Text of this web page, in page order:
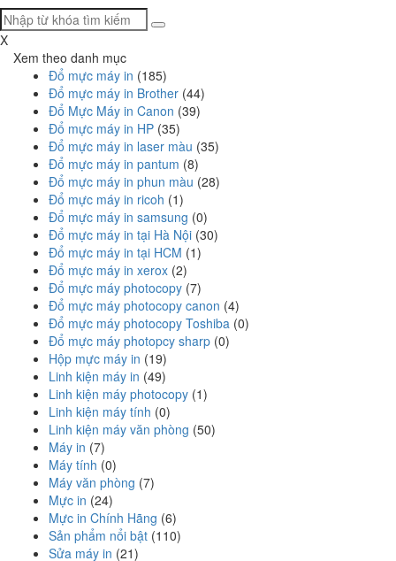
Tìm
kiếm:
X
Xem theo danh mục
Đổ mực máy in (185)
Đổ mực máy in Brother (44)
Đổ Mực Máy in Canon (39)
Đổ mực máy in HP (35)
Đổ mực máy in laser màu (35)
Đổ mực máy in pantum (8)
Đổ mực máy in phun màu (28)
Đổ mực máy in ricoh (1)
Đổ mực máy in samsung (0)
Đổ mực máy in tại Hà Nội (30)
Đổ mực máy in tại HCM (1)
Đổ mực máy in xerox (2)
Đổ mực máy photocopy (7)
Đổ mực máy photocopy canon (4)
Đổ mực máy photocopy Toshiba (0)
Đổ mực máy photopcy sharp (0)
Hộp mực máy in (19)
Linh kiện máy in (49)
Linh kiện máy photocopy (1)
Linh kiện máy tính (0)
Linh kiện máy văn phòng (50)
Máy in (7)
Máy tính (0)
Máy văn phòng (7)
Mực in (24)
Mực in Chính Hãng (6)
Sản phẩm nổi bật (110)
Sửa máy in (21)